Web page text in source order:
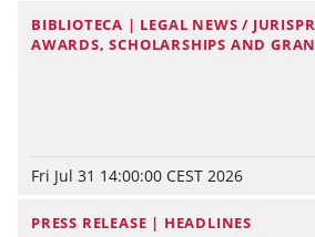
BIBLIOTECA | LEGAL NEWS /
AWARDS, SCHOLARSHIPS AND
Fri Jul 31 14:00:00 CEST 2026
PRESS RELEASE | HEADLINES